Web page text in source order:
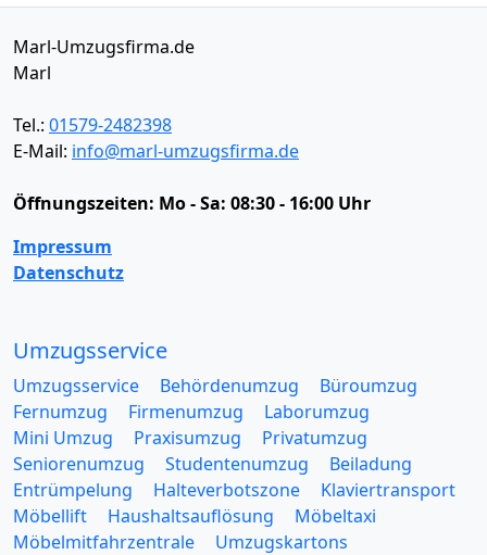
Marl-Umzugsfirma.de
Marl
Tel.: 01579-2482398
E-Mail: info@marl-umzugsfirma.de
Öffnungszeiten: Mo - Sa: 08:30 - 16:00 Uhr
Impressum
Datenschutz
Umzugsservice
Umzugsservice Behördenumzug
Büroumzug
Fernumzug
Firmenumzug
Laborumzug
Mini Umzug
Praxisumzug
Privatumzug
Seniorenumzug
Studentenumzug
Beiladung
Entrümpelung
Halteverbotszone
Klaviertransport
Möbellift
Haushaltsauflösung
Möbeltaxi
Möbelmitfahrzentrale
Umzugskartons